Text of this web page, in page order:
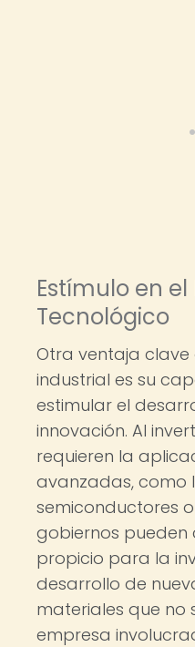
Estímulo en
Tecnológico
Otra ventaja
industrial es su
estimular el
innovación. Al
requieren la
avanzadas, como
semiconductores
gobiernos pueden
propicio para la
desarrollo de
materiales que no
empresa